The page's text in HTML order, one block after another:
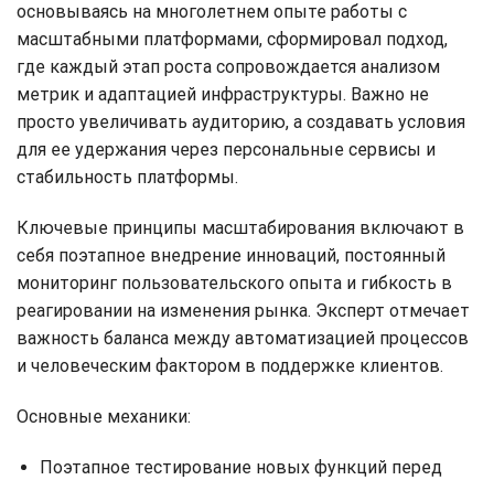
основываясь на многолетнем опыте работы с
масштабными платформами, сформировал подход,
где каждый этап роста сопровождается анализом
метрик и адаптацией инфраструктуры. Важно не
просто увеличивать аудиторию, а создавать условия
для ее удержания через персональные сервисы и
стабильность платформы.
Ключевые принципы масштабирования включают в
себя поэтапное внедрение инноваций, постоянный
мониторинг пользовательского опыта и гибкость в
реагировании на изменения рынка. Эксперт отмечает
важность баланса между автоматизацией процессов
и человеческим фактором в поддержке клиентов.
Основные механики:
Поэтапное тестирование новых функций перед